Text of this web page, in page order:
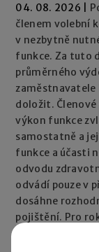
04. 08. 2026
členem volební
v nezbytně
funkce. Za tuto
průměrného
doložit.
výkon funkce
samostatně a
funkce a účasti
odvodu
odvádí pouze v
dosáhne
pojištění. Pro
stanovených